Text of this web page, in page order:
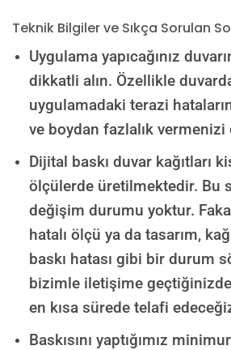
Teknik Bilgiler ve Sıkça Sorulan
Uygulama yapıcağınız
dikkatli alın. Özellikle
uygulamadaki terazi
ve boydan fazlalık
Dijital baskı duvar kağıtları
ölçülerde üretilmektedir. Bu
değişim durumu yoktur.
hatalı ölçü ya da tasarım,
baskı hatası gibi bir durum
bizimle iletişime
en kısa sürede telafi
Baskısını yaptığımız